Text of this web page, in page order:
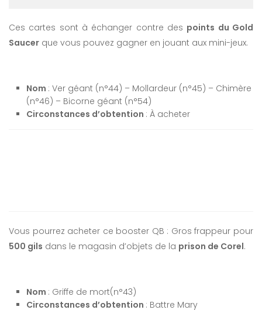
Ces cartes sont à échanger contre des points du Gold
Saucer que vous pouvez gagner en jouant aux mini-jeux.
Nom : Ver géant (n°44) – Mollardeur (n°45) – Chimère
(n°46) – Bicorne géant (n°54)
Circonstances d’obtention : À acheter
Vous pourrez acheter ce booster QB : Gros frappeur pour
500 gils dans le magasin d’objets de la prison de Corel.
Nom : Griffe de mort(n°43)
Circonstances d’obtention : Battre Mary